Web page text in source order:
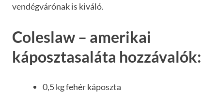
vendégvárónak is kiváló.
Coleslaw – amerikai
káposztasaláta hozzávalók:
0,5 kg fehér káposzta